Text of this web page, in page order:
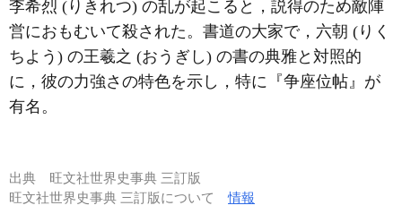
李希烈 (りきれつ) の乱が起こると，説得のため敵陣
営におもむいて殺された。書道の大家で，六朝 (りく
ちよう) の王羲之 (おうぎし) の書の典雅と対照的
に，彼の力強さの特色を示し，特に『争座位帖』が
有名。
出典 旺文社世界史事典 三訂版
旺文社世界史事典 三訂版について情報